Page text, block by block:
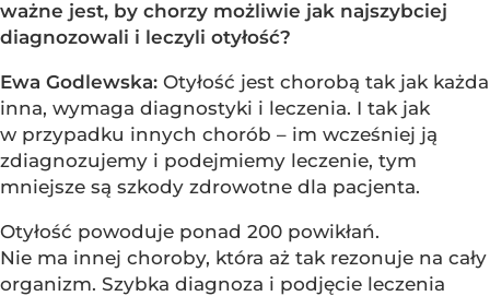
ważne jest, by chorzy możliwie jak najszybciej
diagnozowali i leczyli otyłość?
Ewa Godlewska: Otyłość jest chorobą tak jak każda
inna, wymaga diagnostyki i leczenia. I tak jak
w przypadku innych chorób – im wcześniej ją
zdiagnozujemy i podejmiemy leczenie, tym
mniejsze są szkody zdrowotne dla pacjenta.
Otyłość powoduje ponad 200 powikłań.
Nie ma innej choroby, która aż tak rezonuje na cały
organizm. Szybka diagnoza i podjęcie leczenia